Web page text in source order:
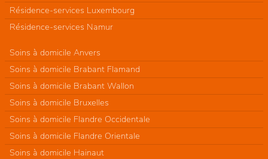
Résidence-services Luxembourg
Résidence-services Namur
Soins à domicile Anvers
Soins à domicile Brabant Flamand
Soins à domicile Brabant Wallon
Soins à domicile Bruxelles
Soins à domicile Flandre Occidentale
Soins à domicile Flandre Orientale
Soins à domicile Hainaut